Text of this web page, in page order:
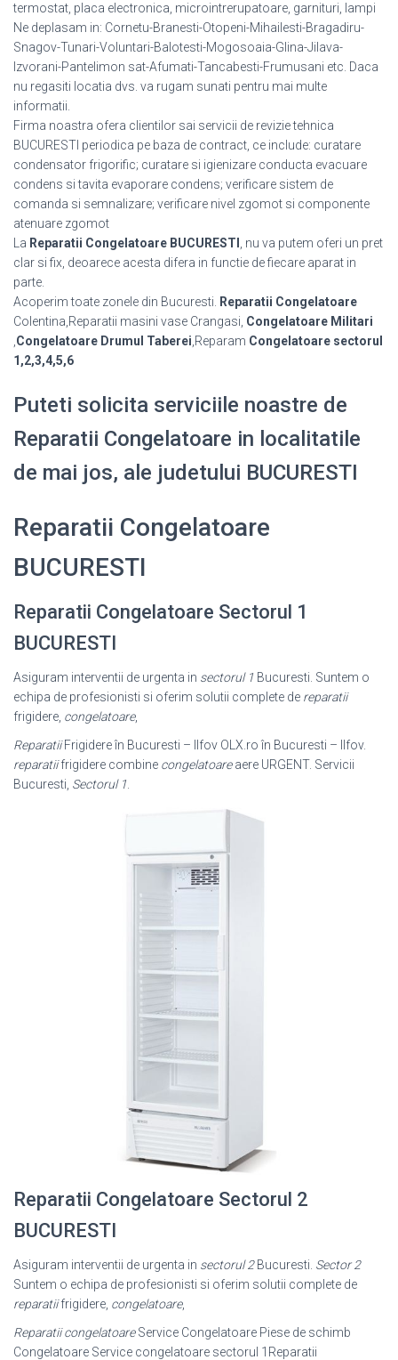
termostat, placa electronica, microintrerupatoare, garnituri, lampi
Ne deplasam in: Cornetu-Branesti-Otopeni-Mihailesti-Bragadiru-
Snagov-Tunari-Voluntari-Balotesti-Mogosoaia-Glina-Jilava-
Izvorani-Pantelimon sat-Afumati-Tancabesti-Frumusani etc. Daca
nu regasiti locatia dvs. va rugam sunati pentru mai multe
informatii.
Firma noastra ofera clientilor sai servicii de revizie tehnica
BUCURESTI periodica pe baza de contract, ce include: curatare
condensator frigorific; curatare si igienizare conducta evacuare
condens si tavita evaporare condens; verificare sistem de
comanda si semnalizare; verificare nivel zgomot si componente
atenuare zgomot
La Reparatii Congelatoare BUCURESTI
, nu va putem oferi un pret
clar si fix, deoarece acesta difera in functie de fiecare aparat in
parte.
Acoperim toate zonele din Bucuresti.
Reparatii Congelatoare
Colentina,Reparatii masini vase Crangasi, Congelatoare Militari
Congelatoare Drumul Taberei ,Reparam Congelatoare sectorul
1,2,3,4,5,6
Puteti solicita serviciile noastre de
Reparatii Congelatoare in localitatile
de mai jos, ale judetului BUCURESTI
Reparatii Congelatoare
BUCURESTI
Reparatii Congelatoare Sectorul 1
BUCURESTI
Asiguram interventii de urgenta in sectorul 1 Bucuresti. Suntem o
echipa de profesionisti si oferim solutii complete de reparatii
frigidere, congelatoare,
ReparatiiFrigidere în Bucuresti – Ilfov OLX.ro în Bucuresti – Ilfov.
reparatiifrigidere combine congelatoareaere URGENT. Servicii
Bucuresti, Sectorul 1
Reparatii Congelatoare Sectorul 2
BUCURESTI
Asiguram interventii de urgenta in sectorul 2Bucuresti. Sector 2
Suntem o echipa de profesionisti si oferim solutii complete de
reparatiifrigidere, congelatoare,
Reparatii congelatoareService Congelatoare Piese de schimb
Congelatoare Service congelatoare sectorul 1Reparatii